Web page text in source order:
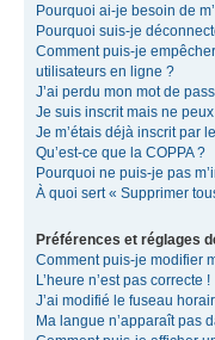
Pourquoi ai-je besoin de
Pourquoi suis-je
Comment puis-je
utilisateurs en ligne ?
J’ai perdu mon mot de
Je suis inscrit mais ne
Je m’étais déjà inscrit par
Qu’est-ce que la COPPA ?
Pourquoi ne puis-je pas
À quoi sert « Supprimer
Préférences et réglages
Comment puis-je modifier
L’heure n’est pas correcte !
J’ai modifié le fuseau
Ma langue n’apparaît pas